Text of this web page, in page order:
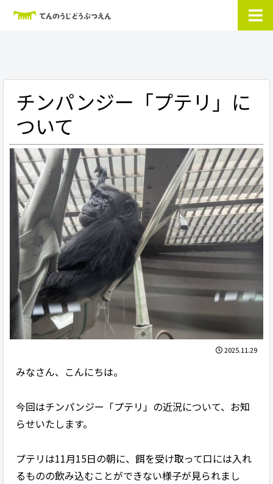
チンパンジー「プテリ」に
ついて
2025.11.29
みなさん、こんにちは。
今回はチンパンジー「プテリ」の近況について、お知
らせいたします。
プテリは11月15日の朝に、餌を受け取って口には入れ
るものの飲み込むことができない様子が見られまし